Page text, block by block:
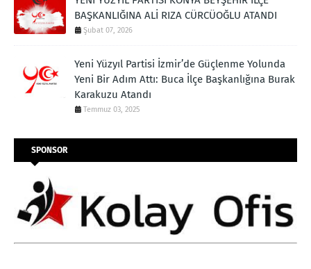
BAŞKANLIĞINA ALİ RIZA CÜRCÜOĞLU ATANDI
Şubat 07, 2026
Yeni Yüzyıl Partisi İzmir’de Güçlenme Yolunda
Yeni Bir Adım Attı: Buca İlçe Başkanlığına Burak
Karakuzu Atandı
Temmuz 03, 2025
SPONSOR